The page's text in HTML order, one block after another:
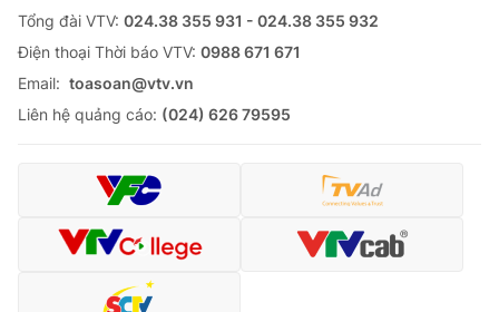
Tổng đài VTV: 024.38 355 931 - 024.38 355 932
Ðiện thoại Thời báo VTV: 0988 671 671
Email: toasoan@vtv.vn
Liên hệ quảng cáo: (024) 626 79595